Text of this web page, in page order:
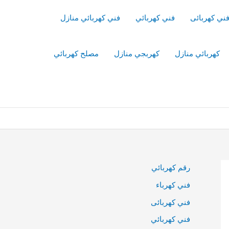
فني كهربائى فني كهربائي فني كهربائي منازل
كهربائي منازل كهربجي منازل مصلح كهربائي
رقم كهربائي
فني كهرباء
فني كهربائى
فني كهربائي